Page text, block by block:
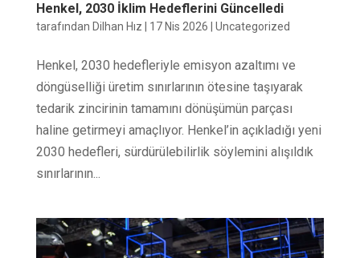
Henkel, 2030 İklim Hedeflerini Güncelledi
tarafından Dilhan Hız 17 Nis 2026 Uncategorized
Henkel, 2030 hedefleriyle emisyon azaltımı ve
döngüselliği üretim sınırlarının ötesine taşıyarak
tedarik zincirinin tamamını dönüşümün parçası
haline getirmeyi amaçlıyor. Henkel’in açıkladığı yeni
2030 hedefleri, sürdürülebilirlik söylemini alışıldık
sınırlarının...